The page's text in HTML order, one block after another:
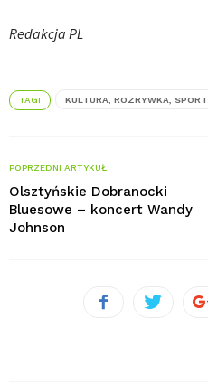
Redakcja PL
TAGI KULTURA, ROZRYWKA, SPORT
POPRZEDNI ARTYKUŁ
Olsztyńskie Dobranocki
Bluesowe – koncert Wandy
Johnson